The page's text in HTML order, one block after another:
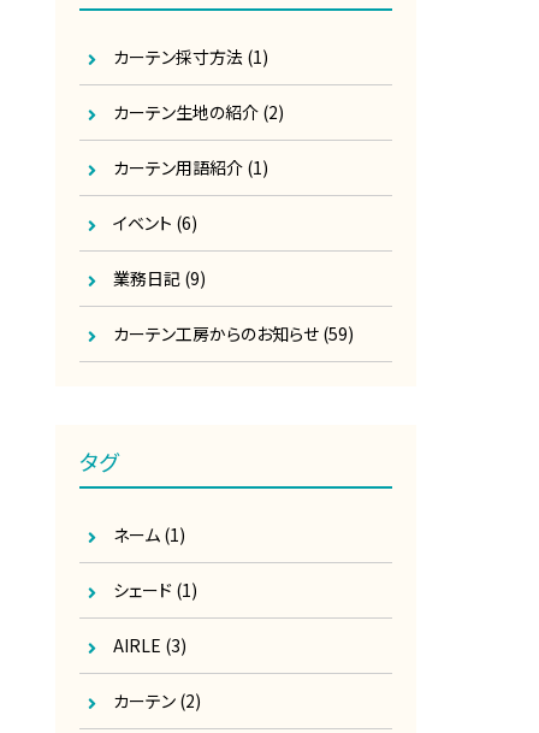
カーテン採寸方法 (1)
カーテン生地の紹介 (2)
カーテン用語紹介 (1)
イベント (6)
業務日記 (9)
カーテン工房からのお知らせ (59)
タグ
カーテン (2)
AIRLE (3)
シェード (1)
ネーム (1)